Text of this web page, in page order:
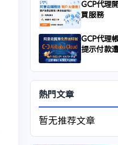
GCP代理
買服務
GCP代理
提示付款
熱門文章
暂无推荐文章